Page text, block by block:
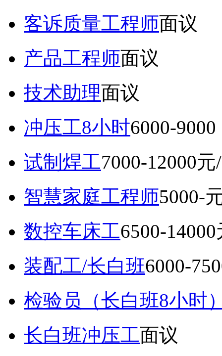
客诉质量工程师面议
产品工程师面议
技术助理面议
冲压工8小时6000-
试制焊工7000-12000元
智慧家庭工程师5000-
数控车床工6500-
装配工/长白班6000-
检验员（长白班8小时
长白班冲压工面议